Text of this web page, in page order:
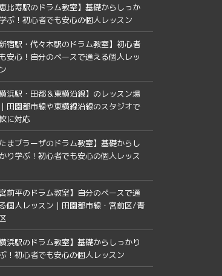
恵比寿駅のドラム教室】基礎からしっか
ぶ！初心者でも安心の個人レッスン
新宿駅・代々木駅のドラム教室】初心者
安心！自分のペースで通える個人レッ
横浜駅・田都＆東横沿線】のレッスン場
田園都市線や東横線沿線のスタジオで
に対応
たまプラーザのドラム教室】基礎からし
り学ぶ！初心者でも安心の個人レッス
宮前平のドラム教室】自分のペースで通
個人レッスン｜田園都市線・宮前区/青
横浜駅のドラム教室】基礎からしっかり
！初心者でも安心の個人レッスン